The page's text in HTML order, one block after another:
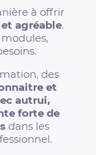
à offrir
agréable.
des
et
autrui,
forte de
dans les